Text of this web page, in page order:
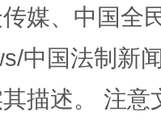
上场
媒、中国全
中国法制新
描述。 注